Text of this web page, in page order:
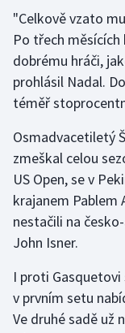
Golf
Gymnastika
Jezdectví
Judo
Krasobruslení
Lezení
Lyže a snowboard
"Celkově vzato
Po třech
dobrému hráči,
prohlásil Nadal.
téměř
Osmadvacetiletý
zmeškal celou
US Open, se v
krajanem Pablem
nestačili na
John Isner.
I proti
v prvním setu
Ve druhé sadě už